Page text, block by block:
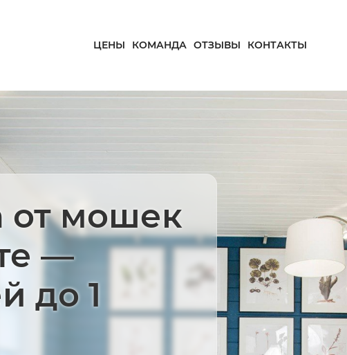
ЦЕНЫ КОМАНДА ОТЗЫВЫ КОНТАКТЫ
от мошек
—
до 1